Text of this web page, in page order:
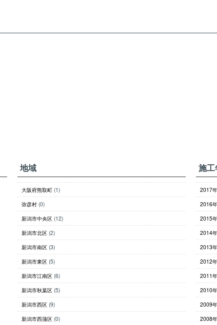
地域
大阪府熊取町 (1)
弥彦村 (0)
新潟市中央区 (12)
新潟市北区 (2)
新潟市南区 (3)
新潟市東区 (5)
新潟市江南区 (6)
新潟市秋葉区 (5)
新潟市西区 (9)
新潟市西蒲区 (0)
施
2017
2016
2015
2014
2013
2012
2011
2010
2009
2008